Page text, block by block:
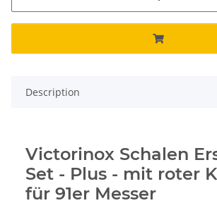
Description
Victorinox Schalen
Set - Plus - mit roter
für 91er Messer